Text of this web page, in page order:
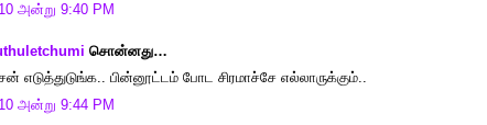
அன்று 9:40 PM
சொன்னது…
எடுத்துடுங்க.. பின்னூட்டம் போட சிரமாச்சே எல்லாருக்கும்..
அன்று 9:44 PM